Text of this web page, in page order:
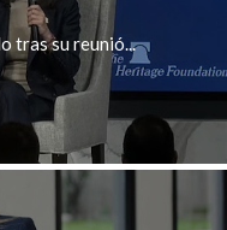
tras su reunió...